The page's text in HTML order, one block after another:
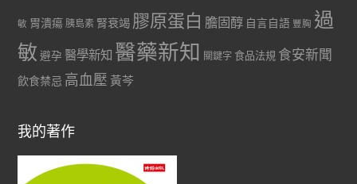
敏 胃潰瘍 胰島素 腎衰竭 膠原蛋白 膽固醇 自言自語 豐胸 過
敏 避孕 醫學新知 醫藥新知 關鍵字 食品法規 食安新聞
飲食禁忌 高血壓 黃芩
我的著作